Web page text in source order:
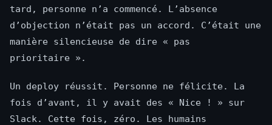
tard, personne n’a commencé. L’absence
d’objection n’était pas un accord. C’était une
manière silencieuse de dire « pas
prioritaire ».
Un deploy réussit. Personne ne félicite. La
fois d’avant, il y avait des « Nice ! » sur
Slack. Cette fois, zéro. Les humains